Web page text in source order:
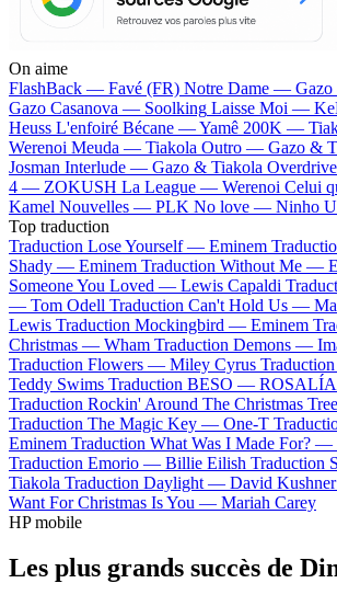
On aime
FlashBack — Favé (FR) Notre Dame —
Gazo Casanova — Soolking Laisse Moi —
Heuss L'enfoiré Bécane —Yamê 200K —
Werenoi Meuda — Tiakola Outro — Gazo &
Josman Interlude — Gazo & Tiakola
4 — ZOKUSH La League — Werenoi Celui
Kamel Nouvelles — PLK No love — Ninho
Top traduction
Traduction Lose Yourself — Eminem
Shady — Eminem Traduction Without Me —
Someone You Loved — Lewis Capaldi
— Tom Odell Traduction Can't Hold Us —
Lewis Traduction Mockingbird — Eminem
Christmas — Wham Traduction Demons —
Traduction Flowers — Miley Cyrus
Teddy Swims Traduction BESO — ROSALÍA
Traduction Rockin' Around The Christmas
Traduction The Magic Key — One-T
Eminem Traduction What Was I Made For? —
Traduction Emorio — Billie Eilish Traduction
Tiakola Traduction Daylight — David Kushner
Want For Christmas Is You — Mariah Carey
HP mobile
Les plus grands succès de